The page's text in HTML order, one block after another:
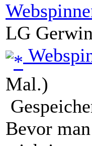
LG Gerwin
Mal.)
Bevor